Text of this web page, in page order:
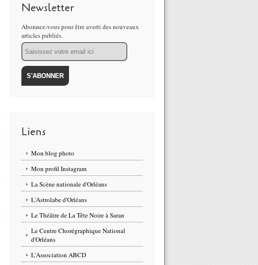
Newsletter
Abonnez-vous pour être averti des nouveaux
articles publiés.
Email
Liens
Mon blog photo
Mon profil Instagram
La Scène nationale d'Orléans
L'Astrolabe d'Orléans
Le Théâtre de La Tête Noire à Saran
Le Centre Chorégraphique National
d'Orléans
L'Association ABCD